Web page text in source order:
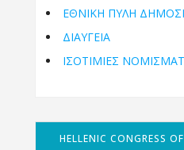
ΕΘΝΙΚΉ ΠΎΛΗ
ΔΙΑΥΓΕΙΑ
ΙΣΟΤΙΜΙΕΣ
HELLENIC CONGRESS